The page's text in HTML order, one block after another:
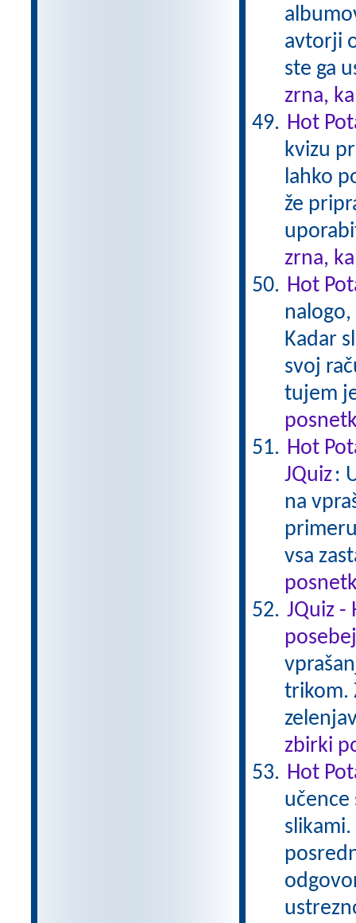
avtorji
ste ga
zrna,
Hot
kvizu
lahko
že
zrna,
Hot
Kadar
svoj
tujem
Hot
JQuiz:
na
vsa
JQuiz -
posebej
trikom.
zbirki
Hot
učence